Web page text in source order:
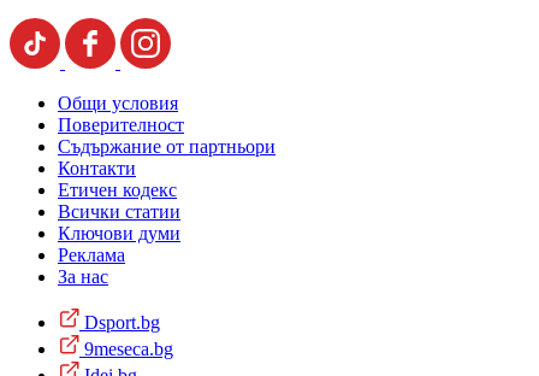
Общи условия
Поверителност
Съдържание от партньори
Контакти
Етичен кодекс
Всички статии
Ключови думи
Реклама
За нас
Dsport.bg
9meseca.bg